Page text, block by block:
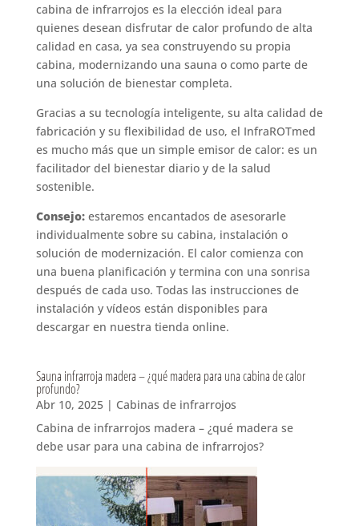
cabina de infrarrojos es la elección ideal para
quienes desean disfrutar de calor profundo de alta
calidad en casa, ya sea construyendo su propia
cabina, modernizando una sauna o como parte de
una solución de bienestar completa.
Gracias a su tecnología inteligente, su alta calidad de
fabricación y su flexibilidad de uso, el InfraROTmed
es mucho más que un simple emisor de calor: es un
facilitador del bienestar diario y de la salud
sostenible.
Consejo:estaremos encantados de asesorarle
individualmente sobre su cabina, instalación o
solución de modernización. El calor comienza con
una buena planificación y termina con una sonrisa
después de cada uso. Todas las instrucciones de
instalación y vídeos están disponibles para
descargar en nuestra tienda online.
Sauna infrarroja madera – ¿qué madera para una cabina de calor
profundo?
Abr 10, 2025| Cabinas de infrarrojos
Cabina de infrarrojos madera – ¿qué madera se
debe usar para una cabina de infrarrojos?